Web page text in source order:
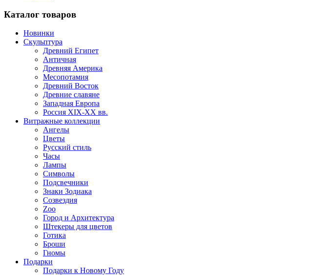
Каталог товаров
Новинки
Скульптура
Древний Египет
Античная
Древняя Америка
Месопотамия
Древний Восток
Древние славяне
Западная Европа
Россия XIX-XX вв.
Витражные коллекции
Ангелы
Цветы
Русский стиль
Часы
Лампы
Символы
Подсвечники
Знаки Зодиака
Созвездия
Zoo
Город и Архитектура
Штекеры для цветов
Готика
Броши
Гномы
Подарки
Подарки к Новому Году